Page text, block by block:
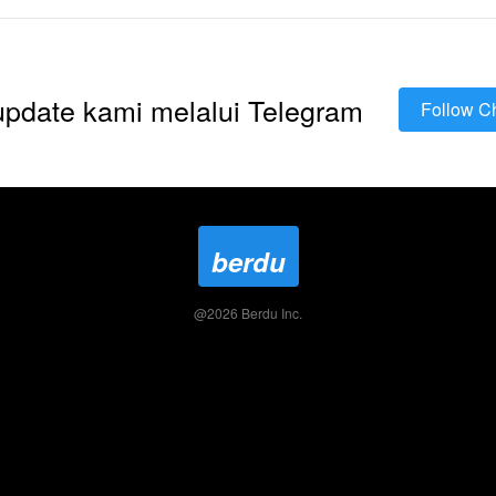
kami melalui Telegram `Follow
berdu
@2026 Berdu Inc.